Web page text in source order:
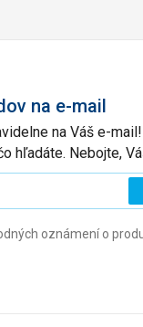
na e-mail
na Váš e-
hľadáte. Nebojte,
oznámení o